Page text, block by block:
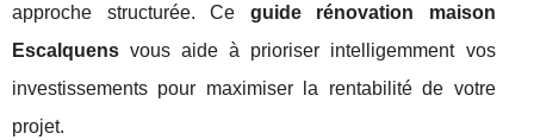
approche structurée. Ce guide rénovation maison
Escalquens vous aide à prioriser intelligemment vos
investissements pour maximiser la rentabilité de votre
projet.